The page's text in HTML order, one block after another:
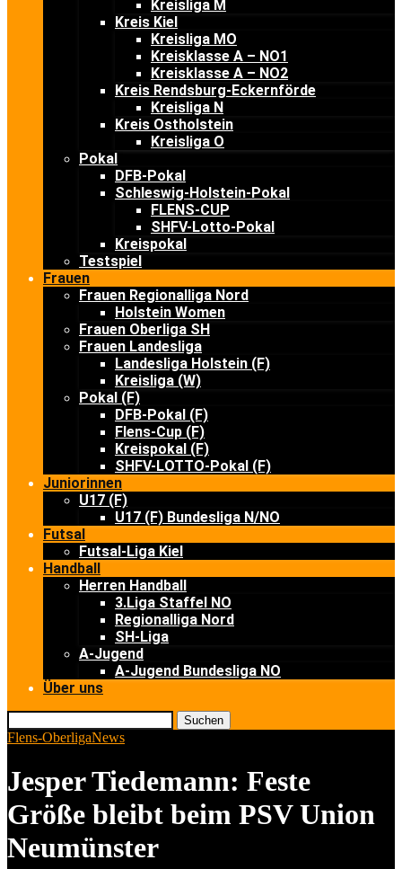
Kreisliga M
Kreis Kiel
Kreisliga MO
Kreisklasse A – NO1
Kreisklasse A – NO2
Kreis Rendsburg-Eckernförde
Kreisliga N
Kreis Ostholstein
Kreisliga O
Pokal
DFB-Pokal
Schleswig-Holstein-Pokal
FLENS-CUP
SHFV-Lotto-Pokal
Kreispokal
Testspiel
Frauen
Frauen Regionalliga Nord
Holstein Women
Frauen Oberliga SH
Frauen Landesliga
Landesliga Holstein (F)
Kreisliga (W)
Pokal (F)
DFB-Pokal (F)
Flens-Cup (F)
Kreispokal (F)
SHFV-LOTTO-Pokal (F)
Juniorinnen
U17 (F)
U17 (F) Bundesliga N/NO
Futsal
Futsal-Liga Kiel
Handball
Herren Handball
3.Liga Staffel NO
Regionalliga Nord
SH-Liga
A-Jugend
A-Jugend Bundesliga NO
Über uns
Suchen
Flens-OberligaNews
Jesper Tiedemann: Feste
Größe bleibt beim PSV Union
Neumünster